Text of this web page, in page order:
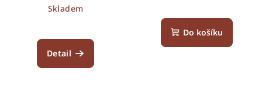
Skladem
Detail
Do košíku